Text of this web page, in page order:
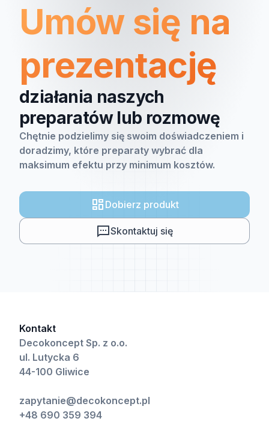
Umów się na
prezentację
działania naszych
preparatów lub rozmowę
Chętnie podzielimy się swoim doświadczeniem i
doradzimy, które preparaty wybrać dla
maksimum efektu przy minimum kosztów.
Dobierz produkt
Skontaktuj się
Kontakt
Decokoncept Sp. z o.o.
ul. Lutycka 6
44-100 Gliwice
zapytanie@decokoncept.pl
+48 690 359 394